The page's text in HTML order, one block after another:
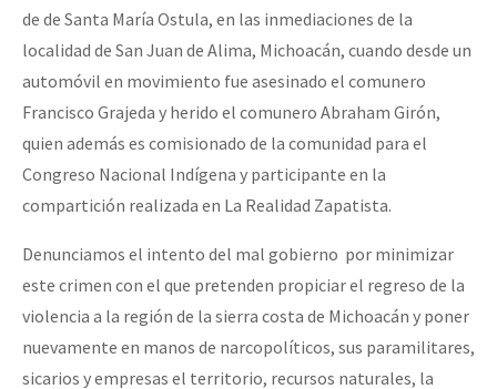
de de Santa María Ostula, en las inmediaciones de la
localidad de San Juan de Alima, Michoacán, cuando desde un
automóvil en movimiento fue asesinado el comunero
Francisco Grajeda y herido el comunero Abraham Girón,
quien además es comisionado de la comunidad para el
Congreso Nacional Indígena y participante en la
compartición realizada en La Realidad Zapatista.
Denunciamos el intento del mal gobierno por minimizar
este crimen con el que pretenden propiciar el regreso de la
violencia a la región de la sierra costa de Michoacán y poner
nuevamente en manos de narcopolíticos, sus paramilitares,
sicarios y empresas el territorio, recursos naturales, la